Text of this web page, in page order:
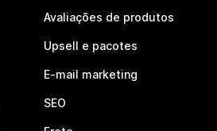
Avaliações de produtos
Upsell e pacotes
E-mail marketing
SEO